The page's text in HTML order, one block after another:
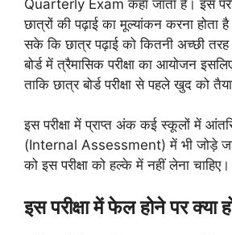
Quarterly Exam कहा जाता है। इस
छात्रों की पढ़ाई का मूल्यांकन करना होता
सके कि छात्र पढ़ाई को कितनी अच्छी तरह
बोर्ड में त्रैमासिक परीक्षा का आयोजन
ताकि छात्र बोर्ड परीक्षा से पहले खुद को
इस परीक्षा में प्राप्त अंक कई स्कूलों में
(Internal Assessment) में भी जोड़े
को इस परीक्षा को हल्के में नहीं लेना चाहिए।
इस परीक्षा में फेल होने पर क्या